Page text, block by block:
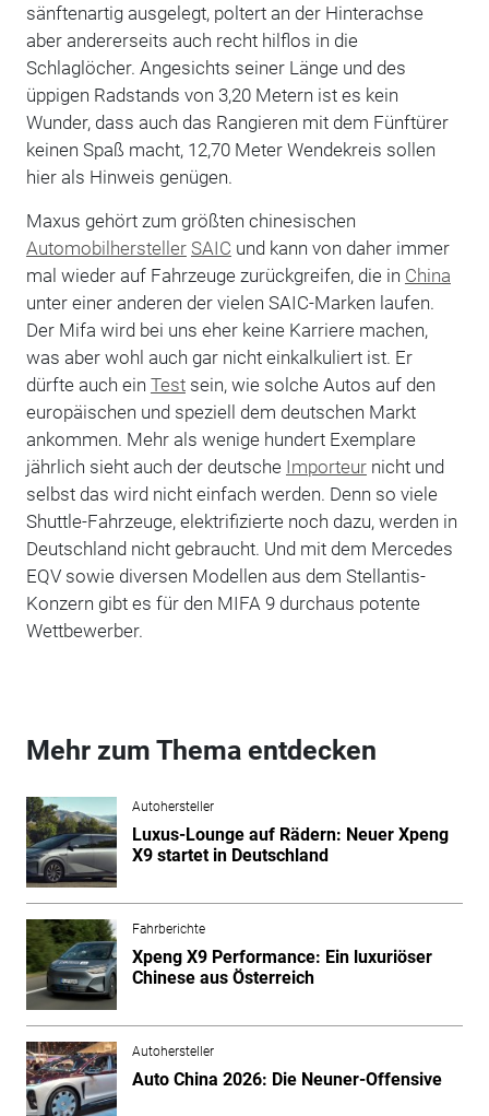
sänftenartig ausgelegt, poltert an der Hinterachse
aber andererseits auch recht hilflos in die
Schlaglöcher. Angesichts seiner Länge und des
üppigen Radstands von 3,20 Metern ist es kein
Wunder, dass auch das Rangieren mit dem Fünftürer
keinen Spaß macht, 12,70 Meter Wendekreis sollen
hier als Hinweis genügen.
Maxus gehört zum größten chinesischen
Automobilhersteller SAIC und kann von daher immer
mal wieder auf Fahrzeuge zurückgreifen, die in China
unter einer anderen der vielen SAIC-Marken laufen.
Der Mifa wird bei uns eher keine Karriere machen,
was aber wohl auch gar nicht einkalkuliert ist. Er
dürfte auch ein Testsein, wie solche Autos auf den
europäischen und speziell dem deutschen Markt
ankommen. Mehr als wenige hundert Exemplare
jährlich sieht auch der deutsche Importeurnicht und
selbst das wird nicht einfach werden. Denn so viele
Shuttle-Fahrzeuge, elektrifizierte noch dazu, werden in
Deutschland nicht gebraucht. Und mit dem Mercedes
EQV sowie diversen Modellen aus dem Stellantis-
Konzern gibt es für den MIFA 9 durchaus potente
Wettbewerber.
Mehr zum Thema entdecken
Autohersteller
Luxus-Lounge auf Rädern: Neuer Xpeng
X9 startet in Deutschland
Fahrberichte
Xpeng X9 Performance: Ein luxuriöser
Chinese aus Österreich
Autohersteller
Auto China 2026: Die Neuner-Offensive